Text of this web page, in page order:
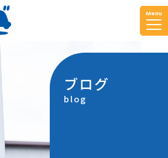
Menu
ブログ
blog